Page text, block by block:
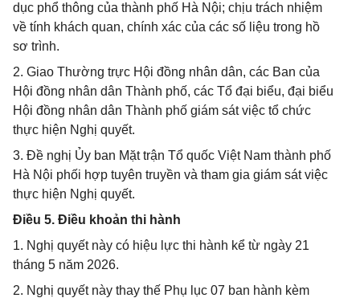
dục phổ thông của thành phố Hà Nội; chịu trách nhiệm
về tính khách quan, chính xác của các số liệu trong hồ
sơ trình.
2. Giao Thường trực Hội đồng nhân dân, các Ban của
Hội đồng nhân dân Thành phố, các Tổ đại biểu, đại biểu
Hội đồng nhân dân Thành phố giám sát việc tổ chức
thực hiện Nghị quyết.
3. Đề nghị Ủy ban Mặt trận Tổ quốc Việt Nam thành phố
Hà Nội phối hợp tuyên truyền và tham gia giám sát việc
thực hiện Nghị quyết.
Điều 5. Điều khoản thi hành
1. Nghị quyết này có hiệu lực thi hành kể từ ngày 21
tháng 5 năm 2026.
2. Nghị quyết này thay thế Phụ lục 07 ban hành kèm